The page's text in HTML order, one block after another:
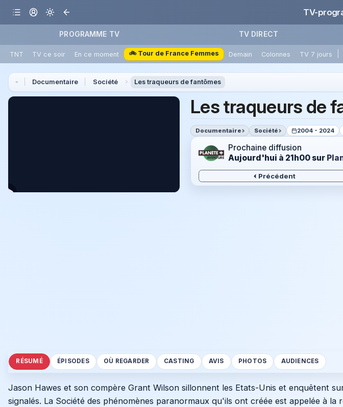
TV-
PROGRAMME TV TV DIRECT
TNT TV ce soir En ce moment 🚲 Tour de France Femmes Demain Colonnes TV 7 jours
Documentaire Société Les traqueurs de fantômes
Les traqueurs de
Documentaire Société 2004 - 2024
Prochaine diffusion
Aujourd'hui à 21h00 sur
Précédent
RÉSUMÉ ÉPISODES OÙ REGARDER CASTING AVIS PHOTOS AUDIENCES
Jason Hawes et son compère Grant Wilson sillonnent les Etats-Unis et enquêtent
signalés. La Société des phénomènes paranormaux qu'ils ont créée est appelée à